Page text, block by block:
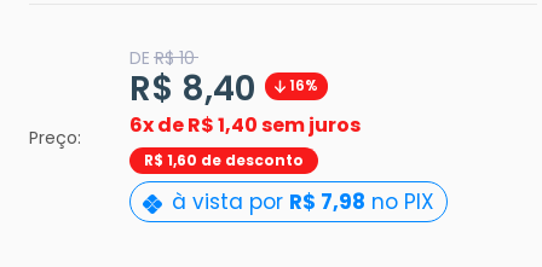
Preço:
DETranslation
missing:
pt-
BR.product.general.regular_price
R$ 10
Translation
missing:
pt-
R$ 8,40 16%
6x deR$ 1,40 sem juros
R$ 1,60 de desconto
à vista por R$ 7,98 no PIX